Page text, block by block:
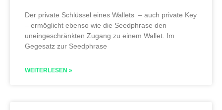
Der private Schlüssel eines Wallets – auch private Key
– ermöglicht ebenso wie die Seedphrase den
uneingeschränkten Zugang zu einem Wallet. Im
Gegesatz zur Seedphrase
WEITERLESEN »